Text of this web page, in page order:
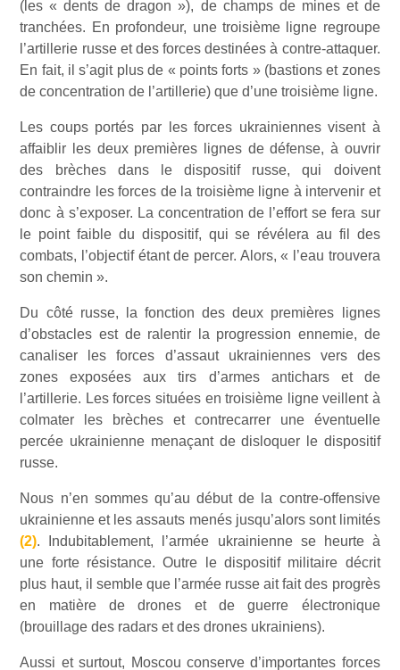
(les « dents de dragon »), de champs de mines et de
tranchées. En profondeur, une troisième ligne regroupe
l’artillerie russe et des forces destinées à contre-attaquer.
En fait, il s’agit plus de « points forts » (bastions et zones
de concentration de l’artillerie) que d’une troisième ligne.
Les coups portés par les forces ukrainiennes visent à
affaiblir les deux premières lignes de défense, à ouvrir
des brèches dans le dispositif russe, qui doivent
contraindre les forces de la troisième ligne à intervenir et
donc à s’exposer. La concentration de l’effort se fera sur
le point faible du dispositif, qui se révélera au fil des
combats, l’objectif étant de percer. Alors, « l’eau trouvera
son chemin ».
Du côté russe, la fonction des deux premières lignes
d’obstacles est de ralentir la progression ennemie, de
canaliser les forces d’assaut ukrainiennes vers des
zones exposées aux tirs d’armes antichars et de
l’artillerie. Les forces situées en troisième ligne veillent à
colmater les brèches et contrecarrer une éventuelle
percée ukrainienne menaçant de disloquer le dispositif
russe.
Nous n’en sommes qu’au début de la contre-offensive
ukrainienne et les assauts menés jusqu’alors sont limités
(2). Indubitablement, l’armée ukrainienne se heurte à
une forte résistance. Outre le dispositif militaire décrit
plus haut, il semble que l’armée russe ait fait des progrès
en matière de drones et de guerre électronique
(brouillage des radars et des drones ukrainiens).
Aussi et surtout, Moscou conserve d’importantes forces